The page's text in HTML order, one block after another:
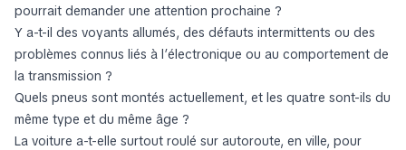
pourrait demander une attention prochaine ?
Y a-t-il des voyants allumés, des défauts intermittents ou des
problèmes connus liés à l’électronique ou au comportement de
la transmission ?
Quels pneus sont montés actuellement, et les quatre sont-ils du
même type et du même âge ?
La voiture a-t-elle surtout roulé sur autoroute, en ville, pour